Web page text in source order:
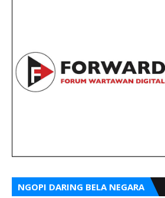
NGOPI DARING BELA NEGARA